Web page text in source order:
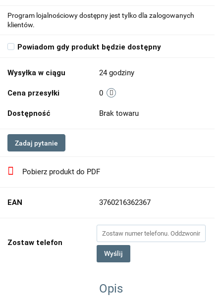
Program lojalnościowy dostępny jest tylko dla zalogowanych
klientów.
Powiadom gdy produkt będzie dostępny
Wysyłka w ciągu 24 godziny
Cena przesyłki 0
Dostępność Brak towaru
Zadaj pytanie
Pobierz produkt do PDF
EAN 3760216362367
Zostaw telefon
Wyślij
Opis